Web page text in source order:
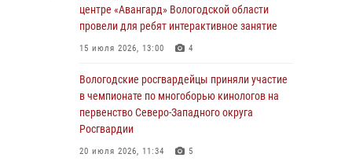
несовершеннолетнего нарушителя
на питбайке
31 июля 2026, 06:43
В Вологде стартовал Чемпионат Северо-
Западного округа Росгвардии по самбо и
боевому самбо
29 июля 2026, 13:20
центре «Авангард» Вологодской области
провели для ребят интерактивное занятие
15 июля 2026, 13:00 4
Вологодские росгвардейцы приняли участие
в чемпионате по многоборью кинологов на
первенство Северо-Западного округа
Росгвардии
20 июля 2026, 11:34 5